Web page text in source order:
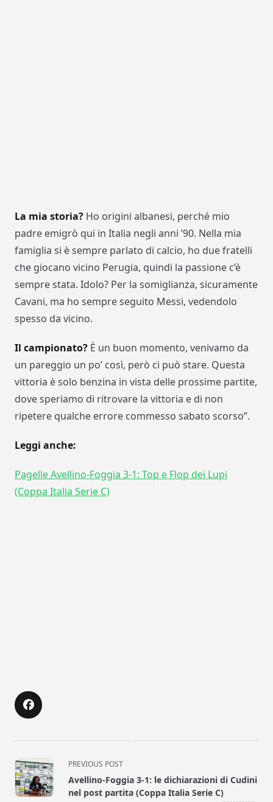
La mia storia? Ho origini albanesi, perché mio
padre emigrò qui in Italia negli anni ’90. Nella mia
famiglia si è sempre parlato di calcio, ho due fratelli
che giocano vicino Perugia, quindi la passione c’è
sempre stata. Idolo? Per la somiglianza, sicuramente
Cavani, ma ho sempre seguito Messi, vedendolo
spesso da vicino.
Il campionato? È un buon momento, venivamo da
un pareggio un po’ così, però ci può stare. Questa
vittoria è solo benzina in vista delle prossime partite,
dove speriamo di ritrovare la vittoria e di non
ripetere qualche errore commesso sabato scorso”.
Leggi anche:
Pagelle Avellino-Foggia 3-1: Top e Flop dei Lupi
(Coppa Italia Serie C)
<span
class="nav-
subtitle
PREVIOUS POST
Avellino-Foggia 3-1: le dichiarazioni di Cudini
nel post partita (Coppa Italia Serie C)